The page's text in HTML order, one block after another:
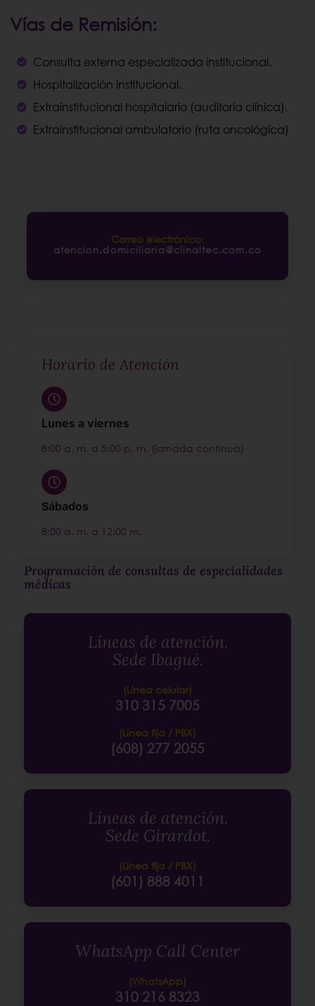
Vías de Remisión:
Consulta externa especializada institucional.
Hospitalización institucional.
Extrainstitucional hospitalario (auditoría clínica).
Extrainstitucional ambulatorio (ruta oncológica)
Correo electrónico:
atencion.domiciliaria@clinaltec.com.co
Horario de Atención
Lunes a viernes
8:00 a. m. a 5:00 p. m. (jornada continua)
Sábados
8:00 a. m. a 12:00 m.
Programación de consultas de especialidades
médicas
Líneas de atención.
Sede Ibagué.
(Línea celular)
310 315 7005
(Línea fija / PBX)
(608) 277 2055
Líneas de atención.
Sede Girardot.
(Línea fija / PBX)
(601) 888 4011
WhatsApp Call Center
(WhatsApp)
310 216 8323